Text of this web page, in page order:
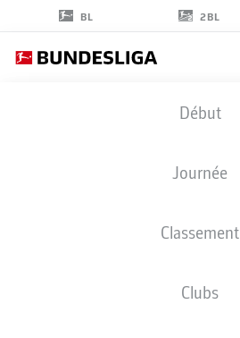
BL 2BL
Début
Journée
Classement
Clubs